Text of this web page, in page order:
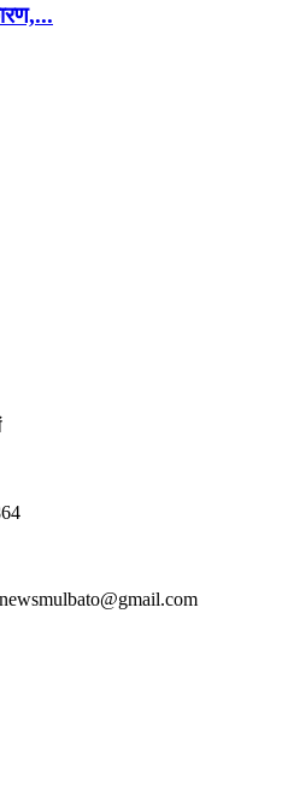
newsmulbato@gmail.com